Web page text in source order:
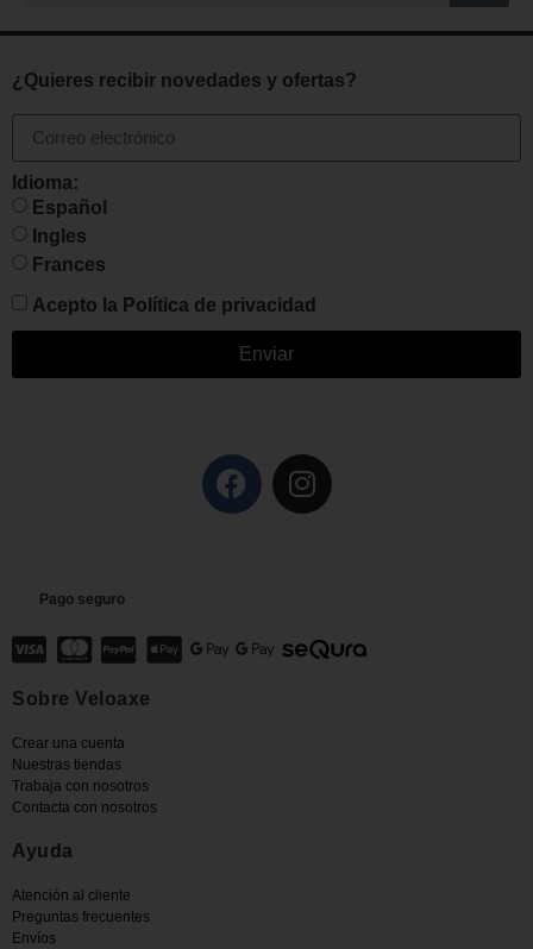
¿Quieres recibir novedades y ofertas?
Idioma:
Español
Ingles
Frances
Acepto la Política de privacidad
Enviar
Pago seguro
Sobre Veloaxe
Crear una cuenta
Nuestras tiendas
Trabaja con nosotros
Contacta con nosotros
Ayuda
Atención al cliente
Preguntas frecuentes
Envíos